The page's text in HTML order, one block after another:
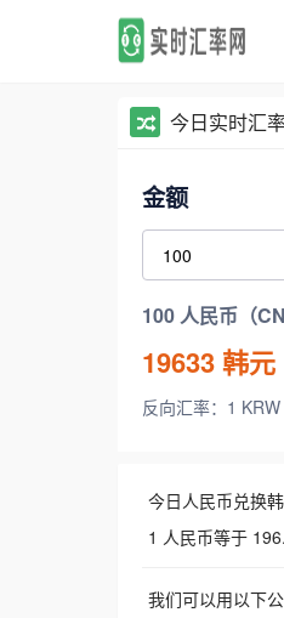
今日实时汇
金额
100 人民币（
19633韩元
反向汇率：1
今日人民币兑换韩
1 人民币等于
我们可以用以下公